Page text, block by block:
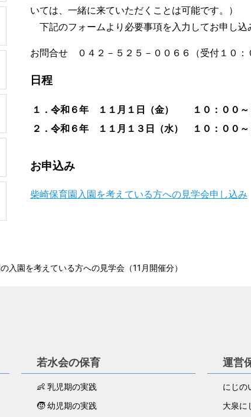
いては、一緒に来ていただくことは可能です。）
下記のフォームより必要事項を入力してお申し込
お問合せ ０４２－５２５－００６６（受付１０：
日程
１．令和６年 １１月１日（金） １０：００～
２．令和６年 １１月１３日（水） １０：００
お申込み
柴崎保育園入園を考えている方への見学会申し込み
入園を考えている方への見学会（11月開催分）
若水会の保育
👶 乳児期の実践
🧒 幼児期の実践
運営
にじの
大泉に